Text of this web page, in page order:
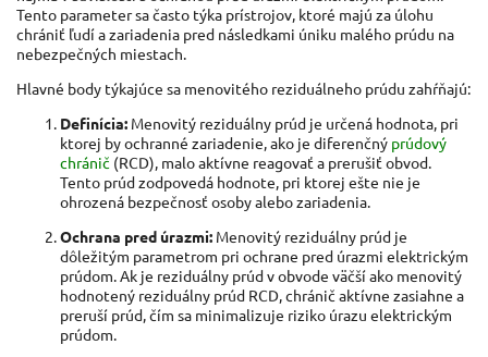
Tento parameter sa často týka prístrojov, ktoré majú za úlohu
chrániť ľudí a zariadenia pred následkami úniku malého prúdu na
nebezpečných miestach.
Hlavné body týkajúce sa menovitého reziduálneho prúdu zahŕňajú:
Definícia: Menovitý reziduálny prúd je určená hodnota, pri
ktorej by ochranné zariadenie, ako je diferenčný prúdový
chránič (RCD), malo aktívne reagovať a prerušiť obvod.
Tento prúd zodpovedá hodnote, pri ktorej ešte nie je
ohrozená bezpečnosť osoby alebo zariadenia.
Ochrana pred úrazmi: Menovitý reziduálny prúd je
dôležitým parametrom pri ochrane pred úrazmi elektrickým
prúdom. Ak je reziduálny prúd v obvode väčší ako menovitý
hodnotený reziduálny prúd RCD, chránič aktívne zasiahne a
preruší prúd, čím sa minimalizuje riziko úrazu elektrickým
prúdom.